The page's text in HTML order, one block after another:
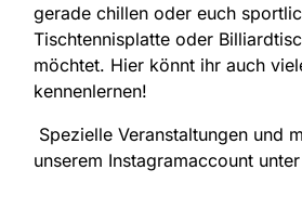
gerade chillen oder euch
Tischtennisplatte oder
möchtet. Hier könnt ihr auch
kennenlernen!
Spezielle Veranstaltungen und
unserem Instagramaccount